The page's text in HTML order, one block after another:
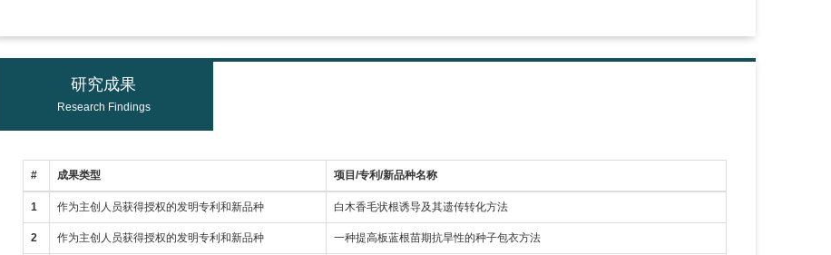
研究成果
Research Findings
# 成果类型 项目/专利/新品种名称
1 作为主创人员获得授权的发明专利和新品种 白木香毛状根诱导及其遗传转化方法
2 作为主创人员获得授权的发明专利和新品种 一种提高板蓝根苗期抗旱性的种子包衣方法